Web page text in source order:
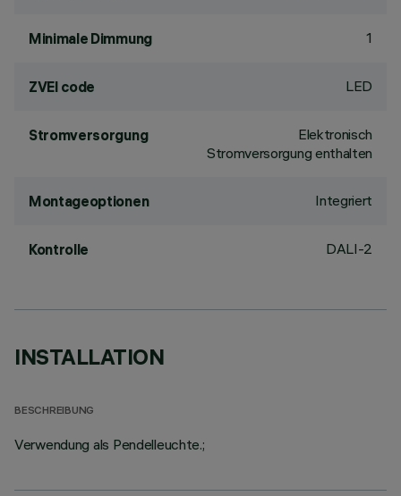
Minimale Dimmung 1
ZVEI code LED
Stromversorgung
Elektronisch
Stromversorgung enthalten
Montageoptionen Integriert
Kontrolle DALI-2
INSTALLATION
BESCHREIBUNG
Verwendung als Pendelleuchte.;